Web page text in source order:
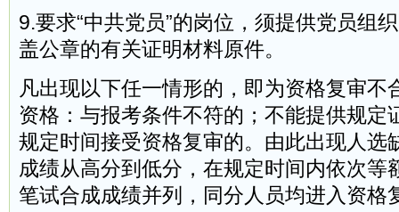
9.要求“中共党员”的岗位，须提供党员组
盖公章的有关证明材料原件。
凡出现以下任一情形的，即为资格复审不
资格：与报考条件不符的；不能提供规定
规定时间接受资格复审的。由此出现人选
成绩从高分到低分，在规定时间内依次等
笔试合成成绩并列，同分人员均进入资格